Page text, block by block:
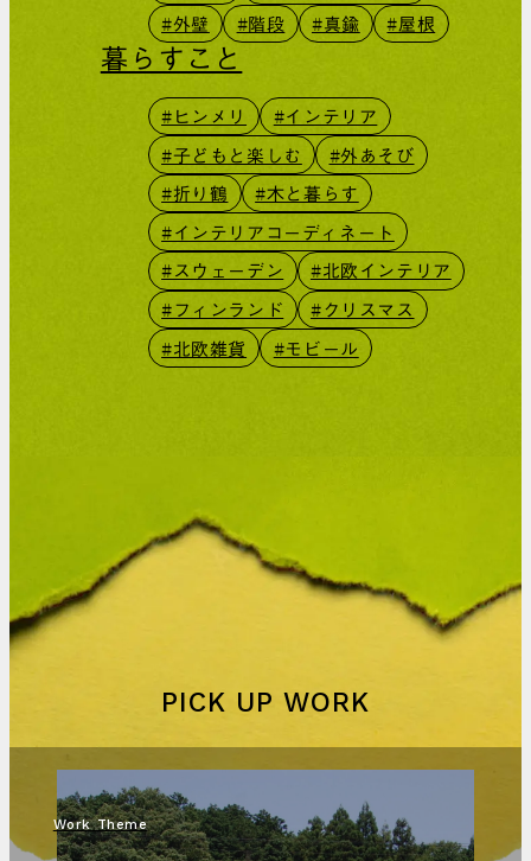
#外壁 #階段 #真鍮 #屋根
暮らすこと
#ヒンメリ #インテリア
#子どもと楽しむ #外あそび
#折り鶴 #木と暮らす
#インテリアコーディネート
#スウェーデン #北欧インテリア
#フィンランド #クリスマス
#北欧雑貨 #モビール
PICK UP WORK
Work Theme